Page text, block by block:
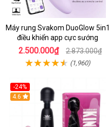
Máy rung Svakom DuoGlow 5in1
điều khiển app cực sướng
2.500.000₫ 2.873.000₫
(1,960)
-24%
4.6